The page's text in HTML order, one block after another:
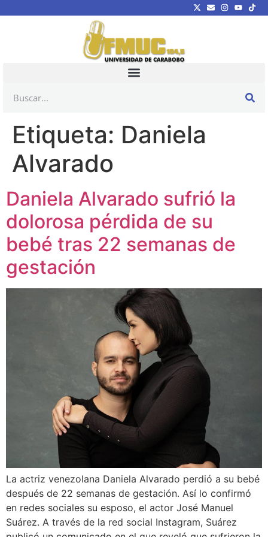
Etiqueta: Daniela
Alvarado
Daniela Alvarado sufrió la
dolorosa pérdida de su
bebé tras 22 semanas de
gestación
La actriz venezolana Daniela Alvarado perdió a su bebé
después de 22 semanas de gestación. Así lo confirmó
en redes sociales su esposo, el actor José Manuel
Suárez. A través de la red social Instagram, Suárez